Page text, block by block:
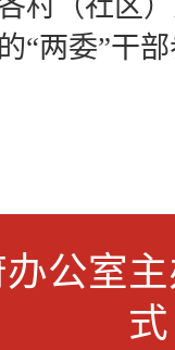
“两委”干
办公
式